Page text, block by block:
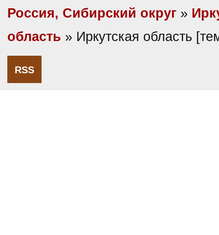
Россия, Сибирский округ »
область » Иркутская область
RSS